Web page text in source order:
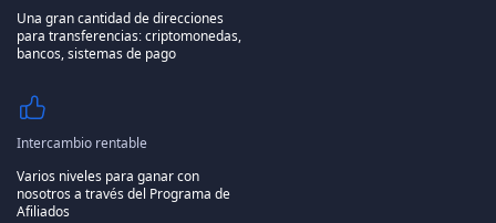
Una gran cantidad de direcciones
para transferencias: criptomonedas,
bancos, sistemas de pago
Intercambio rentable
Varios niveles para ganar con
nosotros a través del Programa de
Afiliados